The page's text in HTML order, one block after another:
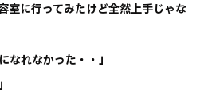
室に行ってみたけど全然上手じゃな
なれなかった・・」